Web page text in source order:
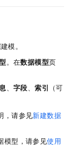
模。
。在数据模型页
、字段 、索引 （可
，请参见新建数据
模型，请参见使用